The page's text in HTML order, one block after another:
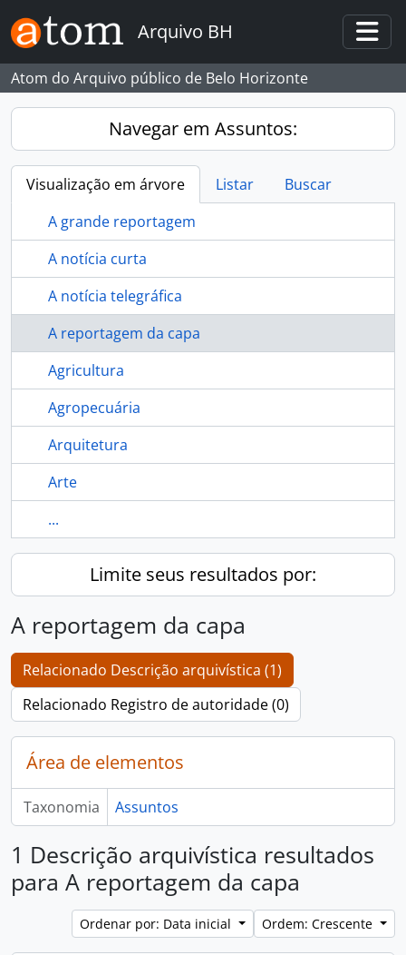
Skip to main content
Arquivo BH
Atom do Arquivo público de Belo Horizonte
Navegar em Assuntos:
Visualização em árvore Listar
Buscar
A grande reportagem
A notícia curta
A notícia telegráfica
A reportagem da capa
Agricultura
Agropecuária
Arquitetura
Arte
...
Limite seus resultados por:
A reportagem da capa
Relacionado Descrição arquivística (1)
Relacionado Registro de autoridade (0)
Área de elementos
Taxonomia Assuntos
1 Descrição arquivística resultados
para A reportagem da capa
Ordenar por: Data inicial Ordem: Crescente